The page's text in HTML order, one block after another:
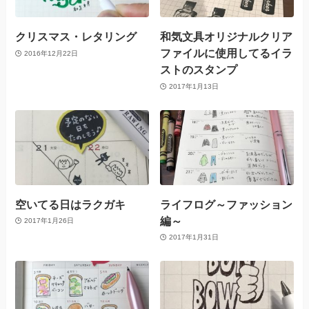
クリスマス・レタリング
2016年12月22日
和気文具オリジナルクリア
ファイルに使用してるイラ
ストのスタンプ
2017年1月13日
空いてる日はラクガキ
2017年1月26日
ライフログ～ファッション
編～
2017年1月31日